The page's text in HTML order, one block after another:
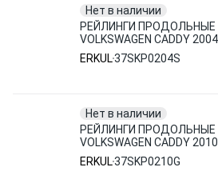
Нет в наличии
РЕЙЛИНГИ ПРОДОЛЬНЫЕ
VOLKSWAGEN CADDY
ERKUL
ERKUL37SKP0204S
Нет в наличии
РЕЙЛИНГИ ПРОДОЛЬНЫЕ
VOLKSWAGEN CADDY
37SKP0210G ERKUL
ERKUL37SKP0210G